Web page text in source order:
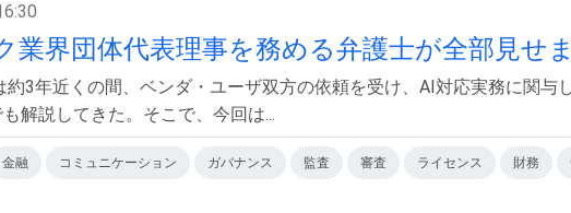
業界団体代表理事を務める弁護士が全部見せ
3年近くの間、ベンダ・ユーザ双方の依頼を受け、AI対応実務に関
解説してきた。そこで、今回は...
金融 コミュニケーション ガバナンス 監査 審査 ライセンス 財務